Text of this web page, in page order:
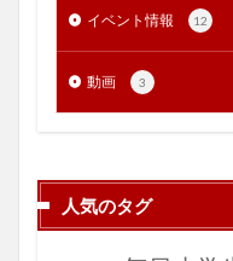
イベント情報 12
動画 3
人気のタグ